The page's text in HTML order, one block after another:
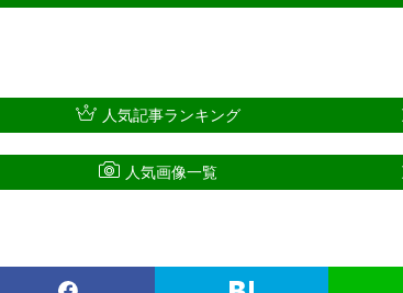
人気記事ランキング
人気画像一覧